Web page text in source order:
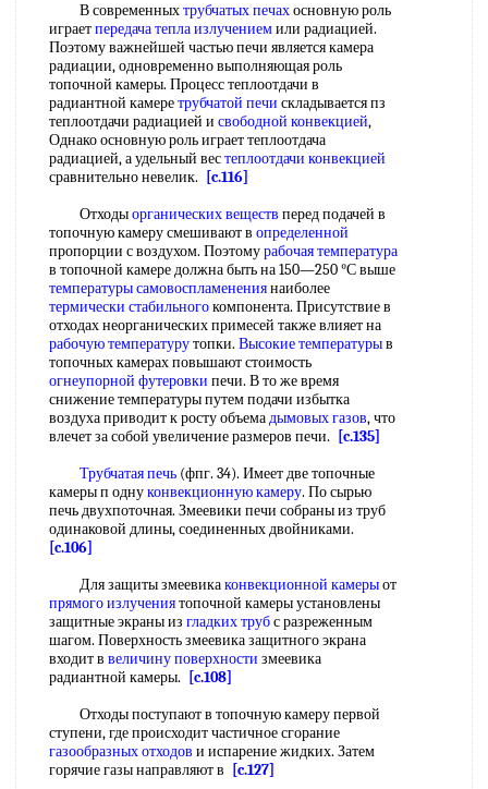
В современныхтрубчатых печахосновную роль
играетпередача тепла излучениемили радиацией.
Поэтому важнейшей частью печи является камера
радиации, одновременно выполняющая роль
топочной камеры. Процесс теплоотдачи в
радиантной камеретрубчатой печи складывается пз
теплоотдачи радиацией и свободной конвекцией,
Однако основную роль играет теплоотдача
радиацией, а удельный вестеплоотдачи конвекцией
сравнительно невелик.
[c.116]
Отходыорганических веществ перед подачей в
топочную камеру смешивают в определенной
пропорции с воздухом. Поэтомурабочая температура
в топочной камере должна быть на 150—250 °С выше
температуры самовоспламенениянаиболее
термически стабильногокомпонента. Присутствие в
отходах неорганических примесей также влияет на
рабочую температурутопки. Высокие температурыв
топочных камерах повышают стоимость
огнеупорной футеровки печи. В то же время
снижение температуры путем подачи избытка
воздуха приводит к росту объемадымовых газов, что
влечет за собой увеличение размеров печи.
[c.135]
Трубчатая печь (фпг. 34). Имеет две топочные
камеры п однуконвекционную камеру. По сырью
печь двухпоточная. Змеевики печи собраны из труб
одинаковой длины, соединенных двойниками.
[c.106]
Для защиты змеевикаконвекционной камерыот
прямого излучениятопочной камеры установлены
защитные экраны из гладких трубс разреженным
шагом. Поверхность змеевика защитного экрана
входит в величину поверхности змеевика
радиантной камеры.
[c.108]
Отходы поступают в топочную камеру первой
ступени, где происходит частичное сгорание
газообразных отходов и испарение жидких. Затем
горячие газы направляют в
[c.127]